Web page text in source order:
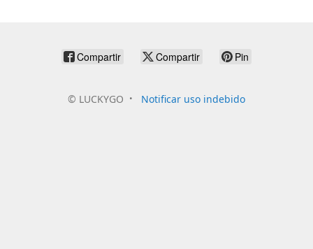
Compartir Compartir Pin
© LUCKYGO Notificar uso indebido